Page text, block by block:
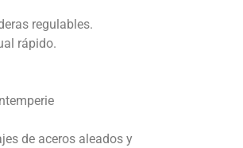
regulables.
rápido.
de aceros aleados y